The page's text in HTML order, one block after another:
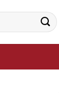
tín trên thế